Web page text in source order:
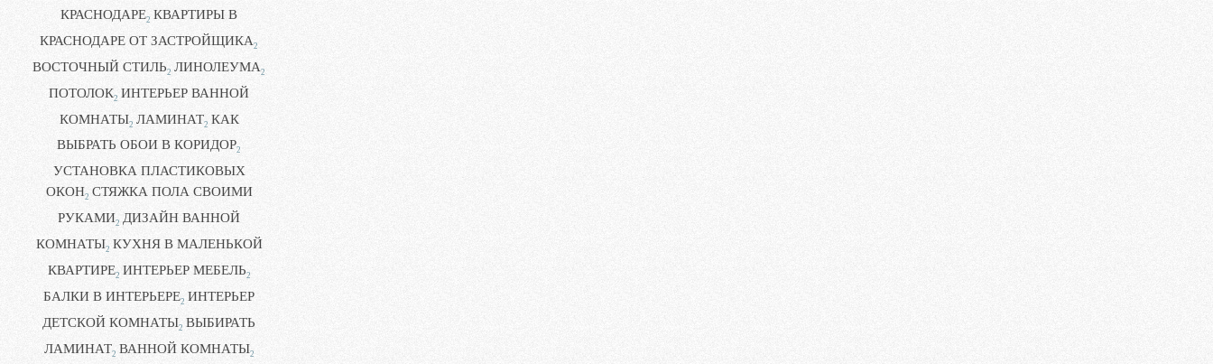
КРАСНОДАРЕ2 КВАРТИРЫ В
КРАСНОДАРЕ ОТ ЗАСТРОЙЩИКА2
ВОСТОЧНЫЙ СТИЛЬ2 ЛИНОЛЕУМА2
ПОТОЛОК2 ИНТЕРЬЕР ВАННОЙ
КОМНАТЫ2 ЛАМИНАТ2 КАК
ВЫБРАТЬ ОБОИ В КОРИДОР2
УСТАНОВКА ПЛАСТИКОВЫХ
ОКОН2 СТЯЖКА ПОЛА СВОИМИ
РУКАМИ2 ДИЗАЙН ВАННОЙ
КОМНАТЫ2 КУХНЯ В МАЛЕНЬКОЙ
КВАРТИРЕ2 ИНТЕРЬЕР МЕБЕЛЬ2
БАЛКИ В ИНТЕРЬЕРЕ2 ИНТЕРЬЕР
ДЕТСКОЙ КОМНАТЫ2 ВЫБИРАТЬ
ЛАМИНАТ2 ВАННОЙ КОМНАТЫ2